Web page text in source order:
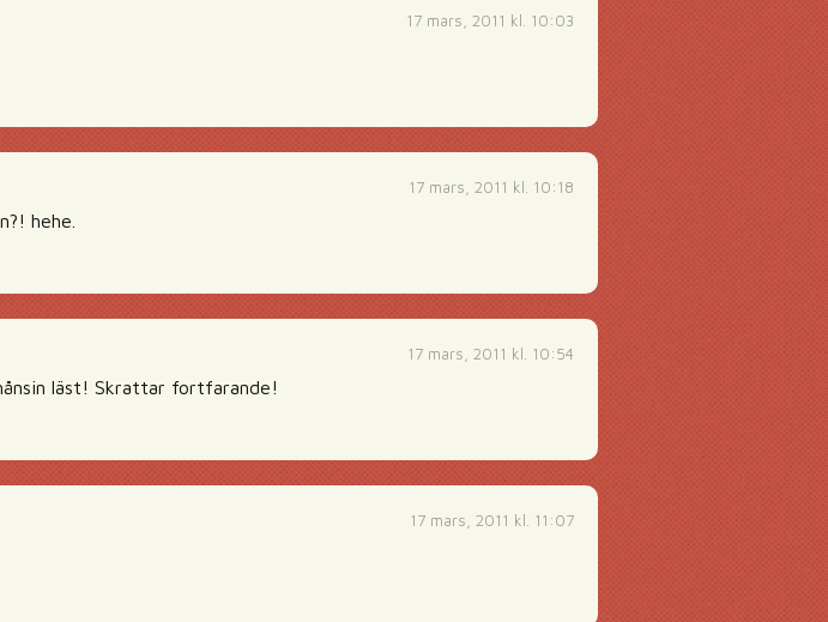
17 mars, 2011 kl. 10:03
17 mars, 2011 kl. 10:18
hehe.
17 mars, 2011 kl. 10:54
läst! Skrattar fortfarande!
17 mars, 2011 kl. 11:07